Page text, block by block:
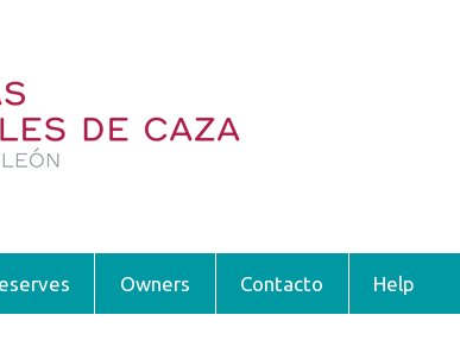
Owners Contacto Help